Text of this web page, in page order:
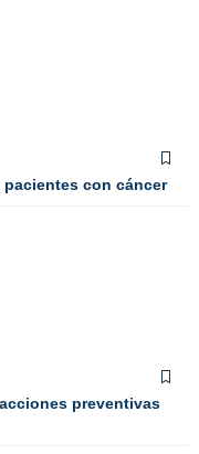
con cáncer
preventivas